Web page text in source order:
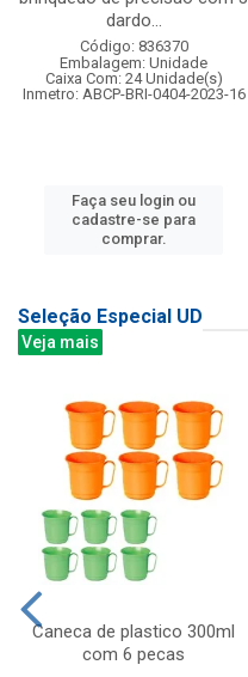
dardo...
Código: 836370
Embalagem: Unidade
Caixa Com: 24 Unidade(s)
Inmetro: ABCP-BRI-0404-2023-16
Faça seu login ou
cadastre-se para
comprar.
Seleção Especial UD
Veja mais
Caneca de plastico 300ml
com 6 pecas